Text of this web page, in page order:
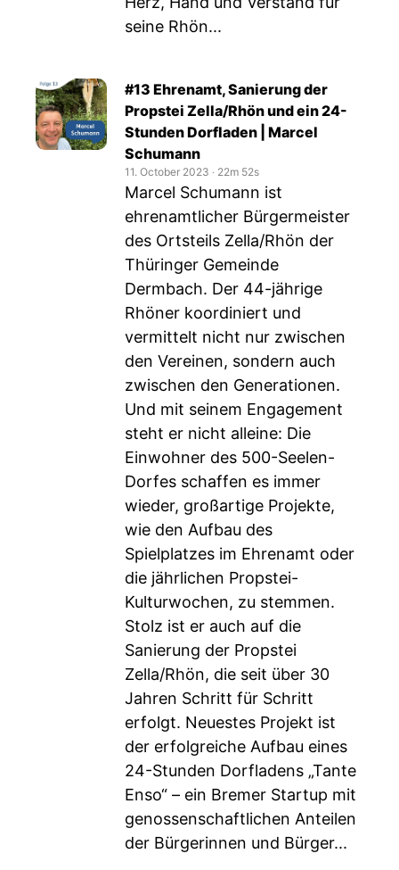
seine Rhön...
#13 Ehrenamt, Sanierung der
Propstei Zella/Rhön und ein 24-
Stunden Dorfladen | Marcel
Schumann
11. October 2023 ‧ 22m 52s
Marcel Schumann ist
ehrenamtlicher Bürgermeister
des Ortsteils Zella/Rhön der
Thüringer Gemeinde
Dermbach. Der 44-jährige
Rhöner koordiniert und
vermittelt nicht nur zwischen
den Vereinen, sondern auch
zwischen den Generationen.
Und mit seinem Engagement
steht er nicht alleine: Die
Einwohner des 500-Seelen-
Dorfes schaffen es immer
wieder, großartige Projekte,
wie den Aufbau des
Spielplatzes im Ehrenamt oder
die jährlichen Propstei-
Kulturwochen, zu stemmen.
Stolz ist er auch auf die
Sanierung der Propstei
Zella/Rhön, die seit über 30
Jahren Schritt für Schritt
erfolgt. Neuestes Projekt ist
der erfolgreiche Aufbau eines
24-Stunden Dorfladens „Tante
Enso“ – ein Bremer Startup mit
genossenschaftlichen Anteilen
der Bürgerinnen und Bürger...